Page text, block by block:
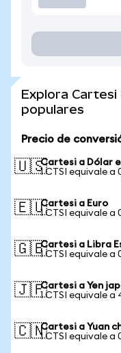
Explora
populares
Precio de
🇺🇸Cartesi a Dólar
1 CTSI equivale a
🇪🇺Cartesi a Euro
1 CTSI equivale a
🇬🇧Cartesi a Libra
1 CTSI equivale a
🇯🇵Cartesi a Yen
1 CTSI equivale a
🇨🇳Cartesi a Yuan
1 CTSI equivale a